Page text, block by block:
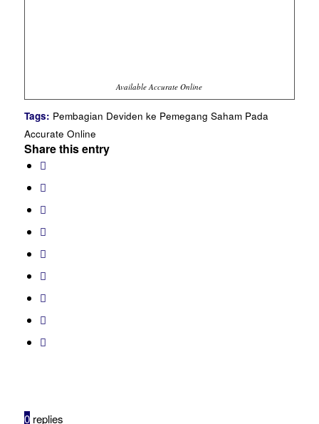
Available Accurate Online
Tags: Pembagian Deviden ke Pemegang Saham Pada
Accurate Online
Share this entry
0 replies